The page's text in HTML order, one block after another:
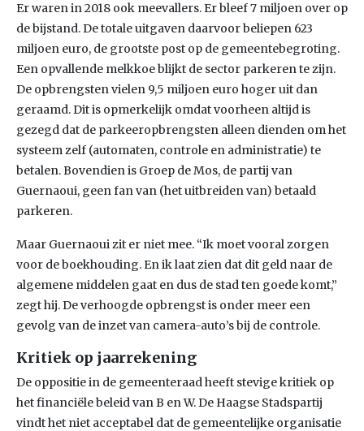
Er waren in 2018 ook meevallers. Er bleef 7 miljoen over op
de bijstand. De totale uitgaven daarvoor beliepen 623
miljoen euro, de grootste post op de gemeentebegroting.
Een opvallende melkkoe blijkt de sector parkeren te zijn.
De opbrengsten vielen 9,5 miljoen euro hoger uit dan
geraamd. Dit is opmerkelijk omdat voorheen altijd is
gezegd dat de parkeeropbrengsten alleen dienden om het
systeem zelf (automaten, controle en administratie) te
betalen. Bovendien is Groep de Mos, de partij van
Guernaoui, geen fan van (het uitbreiden van) betaald
parkeren.
Maar Guernaoui zit er niet mee. “Ik moet vooral zorgen
voor de boekhouding. En ik laat zien dat dit geld naar de
algemene middelen gaat en dus de stad ten goede komt,”
zegt hij. De verhoogde opbrengst is onder meer een
gevolg van de inzet van camera-auto’s bij de controle.
Kritiek op jaarrekening
De oppositie in de gemeenteraad heeft stevige kritiek op
het financiële beleid van B en W. De Haagse Stadspartij
vindt het niet acceptabel dat de gemeentelijke organisatie